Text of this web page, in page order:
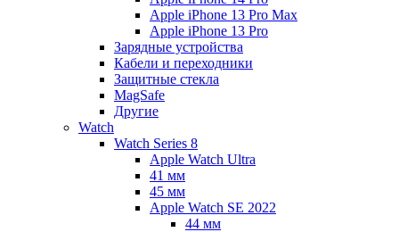
Apple iPhone 13 Pro Max
Apple iPhone 13 Pro
Зарядные устройства
Кабели и переходники
Защитные стекла
MagSafe
Другие
Watch
Watch Series 8
Apple Watch Ultra
41 мм
45 мм
Apple Watch SE 2022
44 мм